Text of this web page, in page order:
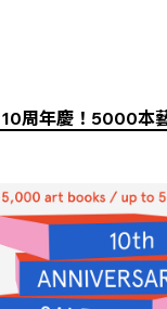
周年慶！5000本